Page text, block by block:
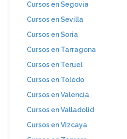
Cursos en Segovia
Cursos en Sevilla
Cursos en Soria
Cursos en Tarragona
Cursos en Teruel
Cursos en Toledo
Cursos en Valencia
Cursos en Valladolid
Cursos en Vizcaya